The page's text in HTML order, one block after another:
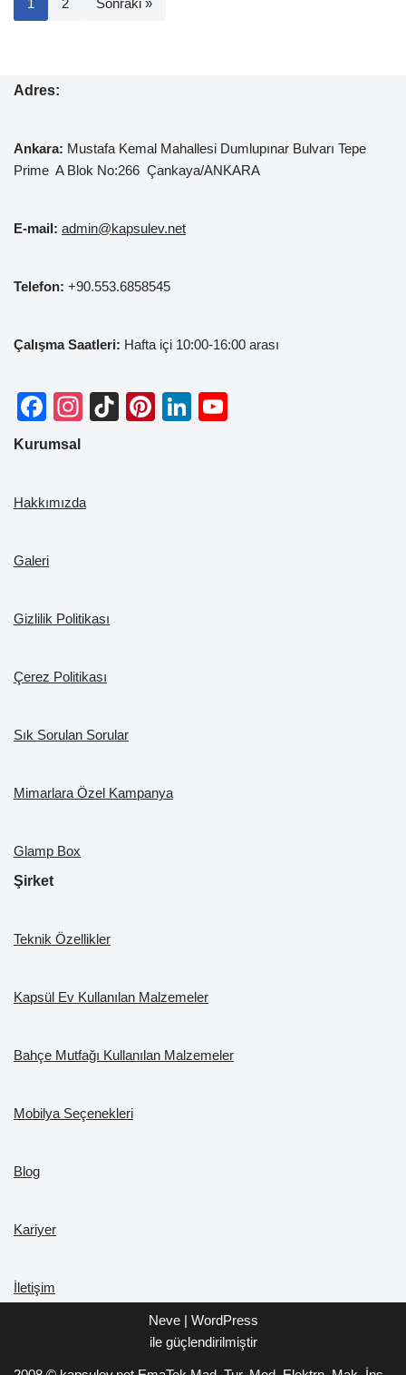
1 2 Sonraki »
Adres:
Ankara: Mustafa Kemal Mahallesi Dumlupınar Bulvarı Tepe
Prime A Blok No:266 Çankaya/ANKARA
E-mail: admin@kapsulev.net
Telefon: +90.553.6858545
Çalışma Saatleri: Hafta içi 10:00-16:00 arası
F
a
e
o
k
In
gr
Ti
Pi
Li
Kurumsal
Hakkımızda
Galeri
Gizlilik Politikası
Çerez Politikası
Sık Sorulan Sorular
Mimarlara Özel Kampanya
Glamp Box
Şirket
Teknik Özellikler
Kapsül Ev Kullanılan Malzemeler
Bahçe Mutfağı Kullanılan Malzemeler
Mobilya Seçenekleri
Blog
Kariyer
İletişim
Neve| WordPress
ile güçlendirilmiştir